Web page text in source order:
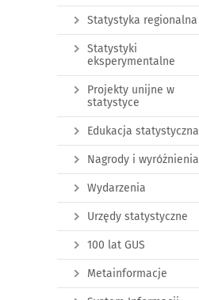
Statystyka regionalna
Statystyki
eksperymentalne
Projekty unijne w
statystyce
Edukacja statystyczna
Nagrody i wyróżnienia
Wydarzenia
Urzędy statystyczne
100 lat GUS
Metainformacje